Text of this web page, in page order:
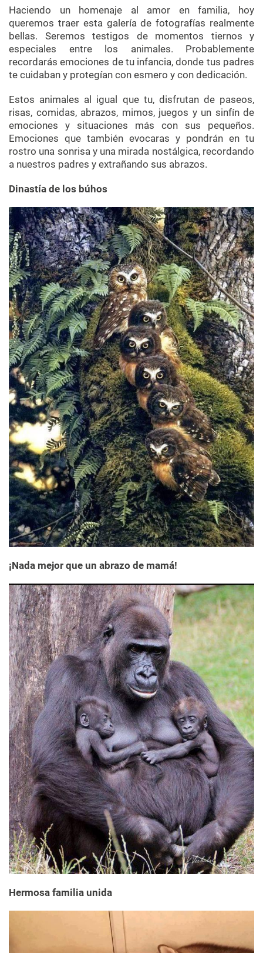
Haciendo un homenaje al amor en familia, hoy
queremos traer esta galería de fotografías realmente
bellas. Seremos testigos de momentos tiernos y
especiales entre los animales. Probablemente
recordarás emociones de tu infancia, donde tus padres
te cuidaban y protegían con esmero y con dedicación.
Estos animales al igual que tu, disfrutan de paseos,
risas, comidas, abrazos, mimos, juegos y un sinfín de
emociones y situaciones más con sus pequeños.
Emociones que también evocaras y pondrán en tu
rostro una sonrisa y una mirada nostálgica, recordando
a nuestros padres y extrañando sus abrazos.
Dinastía de los búhos
¡Nada mejor que un abrazo de mamá!
Hermosa familia unida